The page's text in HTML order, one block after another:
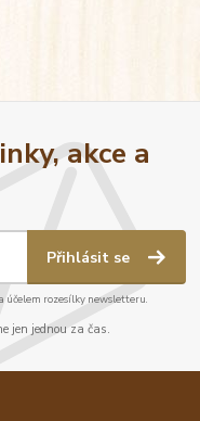
akce a
Přihlásit se
účelem rozesílky newsletteru.
jen jednou za čas.